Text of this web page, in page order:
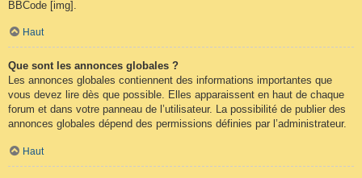
BBCode [img].
Haut
Que sont les annonces globales ?
Les annonces globales contiennent des informations importantes que
vous devez lire dès que possible. Elles apparaissent en haut de chaque
forum et dans votre panneau de l’utilisateur. La possibilité de publier des
annonces globales dépend des permissions définies par l’administrateur.
Haut